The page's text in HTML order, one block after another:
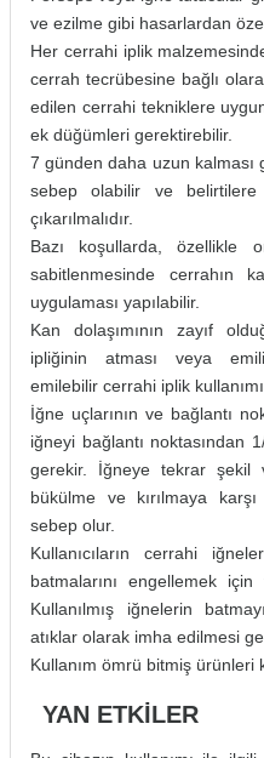
ve ezilme gibi hasarlardan
Her cerrahi iplik
cerrah tecrübesine bağlı
edilen cerrahi tekniklere
ek düğümleri gerektirebilir.
7 günden daha uzun
sebep olabilir ve
çıkarılmalıdır.
Bazı koşullarda, özellikle
sabitlenmesinde cerrahın
uygulaması yapılabilir.
Kan dolaşımının zayıf
ipliğinin atması veya
emilebilir cerrahi iplik
İğne uçlarının ve bağlantı
iğneyi bağlantı
gerekir. İğneye tekrar şekil
bükülme ve kırılmaya
sebep olur.
Kullanıcıların cerrahi
batmalarını engellemek
Kullanılmış iğnelerin
atıklar olarak imha edilmesi
Kullanım ömrü bitmiş ürünleri
YAN ETKİLER